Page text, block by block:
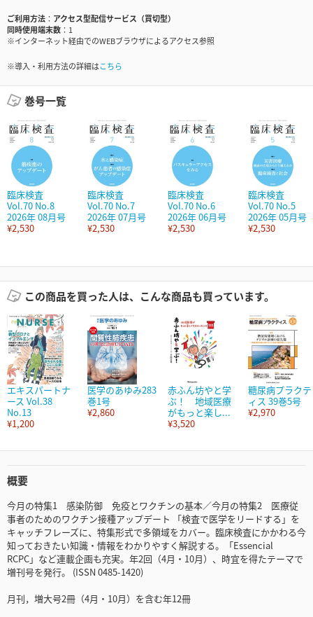
ご利用方法
アクセス型配信サービス（買切型）
同時使用端末数
1
※インターネット経由でのWEBブラウザによるアクセス参照
※導入・利用方法の詳細はこちら
巻号一覧
臨床検査
Vol.70 No.8
2026年 08月号
¥2,530
臨床検査
Vol.70 No.7
2026年 07月号
¥2,530
臨床検査
Vol.70 No.6
2026年 06月号
¥2,530
臨床検査
Vol.70 No.5
2026年 05月号
¥2,530
この商品を買った人は、こんな商品も買っています。
エキスパートナ
ース Vol.38
No.13
¥1,200
医学のあゆみ283
巻1号
¥2,860
赤ふん坊やと学
ぶ！ 地域医療
がもっと楽し...
¥3,520
糖尿病プラクテ
ィス 39巻5号
¥2,970
概要
今月の特集1 感染防御 免疫とワクチンの基本／今月の特集2 医療従
事者のためのワクチン接種アップデート 「検査で医学をリードする」を
キャッチフレーズに、特集形式で多領域をカバー。臨床検査にかかわる今
知っておきたい知識・情報をわかりやすく解説する。「Essencial
RCPC」など連載企画も充実。年2回（4月・10月）、時宜を得たテーマで
増刊号を発行。 (ISSN 0485-1420)
月刊，増大号2冊（4月・10月）を含む年12冊